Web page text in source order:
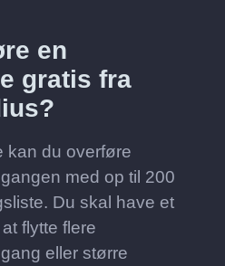
en
gratis fra
kan du overføre
med op til 200
Du skal have et
flytte flere
eller større